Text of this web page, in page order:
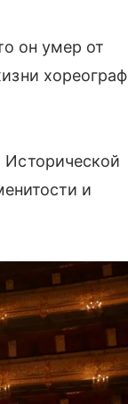
он умер от
хореограф
Исторической
и